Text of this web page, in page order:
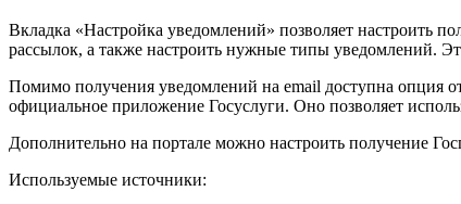
Вкладка «Настройка уведомлений» позволяет настроить
рассылок, а также настроить нужные типы уведомлений.
Помимо получения уведомлений на email доступна опция
официальное приложение Госуслуги. Оно позволяет
Дополнительно на портале можно настроить получение
Используемые источники: